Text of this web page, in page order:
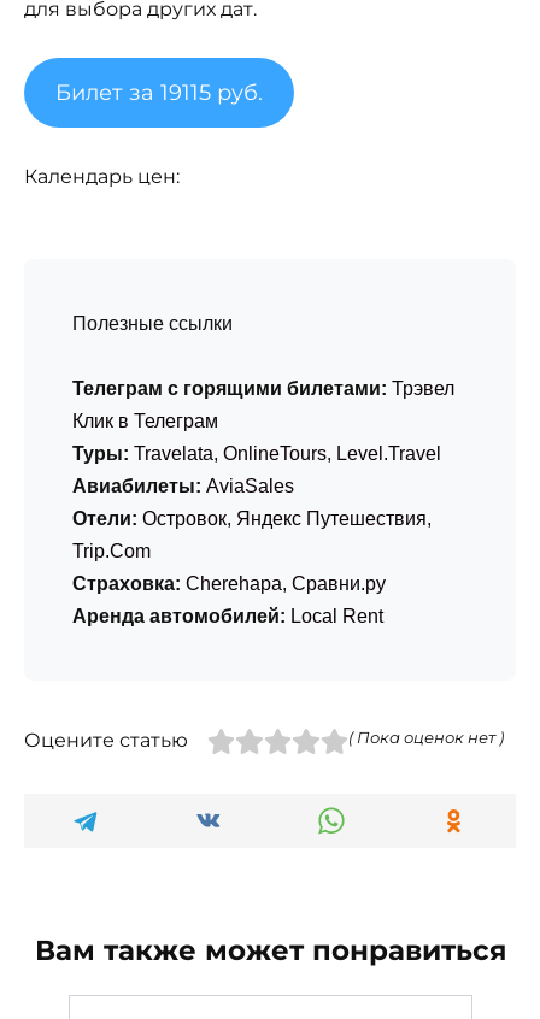
для выбора других дат.
Билет за 19115 руб.
Календарь цен:
Полезные ссылки
Телеграм с горящими билетами: Трэвел
Клик в Телеграм
Туры: Travelata, OnlineTours, Level.Travel
Авиабилеты: AviaSales
Отели: Островок, Яндекс Путешествия,
Trip.Com
Страховка: Cherehapa, Сравни.ру
Аренда автомобилей: Local Rent
Оцените статью ( Пока оценок нет )
Вам также может понравиться